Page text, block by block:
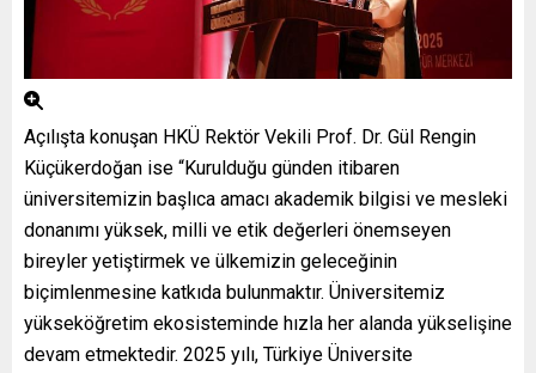
Açılışta konuşan HKÜ Rektör Vekili Prof. Dr. Gül Rengin
Küçükerdoğan ise “Kurulduğu günden itibaren
üniversitemizin başlıca amacı akademik bilgisi ve mesleki
donanımı yüksek, milli ve etik değerleri önemseyen
bireyler yetiştirmek ve ülkemizin geleceğinin
biçimlenmesine katkıda bulunmaktır. Üniversitemiz
yükseköğretim ekosisteminde hızla her alanda yükselişine
devam etmektedir. 2025 yılı, Türkiye Üniversite